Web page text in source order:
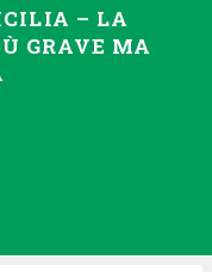
– LA
GRAVE MA